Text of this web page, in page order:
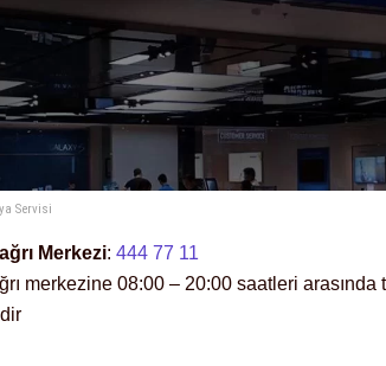
Servisi
Merkezi: 444 77 11
merkezine 08:00 – 20:00 saatleri